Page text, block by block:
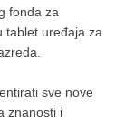
fonda za
tablet uređaja za
sve nove
znanosti i